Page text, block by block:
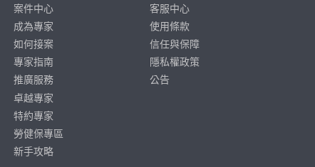
案件中心
成為專家
如何接案
專家指南
推廣服務
卓越專家
特約專家
勞健保專區
新手攻略
客服中心
使用條款
信任與保障
隱私權政策
公告